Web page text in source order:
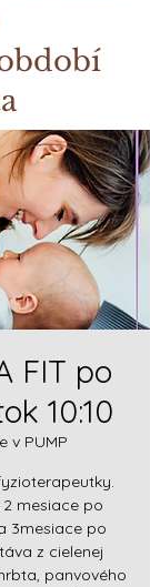
FIT po
10:10
v PUMP
mesiace po
3mesiace po
z cielenej
panvového